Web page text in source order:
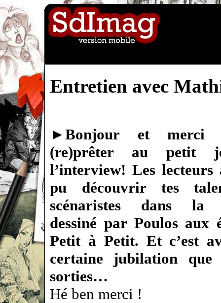
Entretien avec
►Bonjour et merci
(re)prêter au petit
l’interview! Les lecteurs
pu découvrir tes
scénaristes dans la
dessiné par Poulos aux
Petit à Petit. Et c’est
certaine jubilation que
sorties…
Hé ben merci !